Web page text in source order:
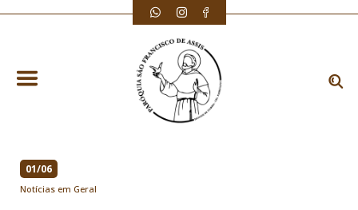
01/06
Notícias em Geral